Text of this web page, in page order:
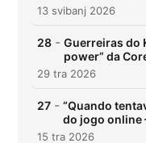
13 svibanj 2026
28 - Guerreiras do
power” da
29 tra 2026
27 - “Quando
do jogo online
15 tra 2026